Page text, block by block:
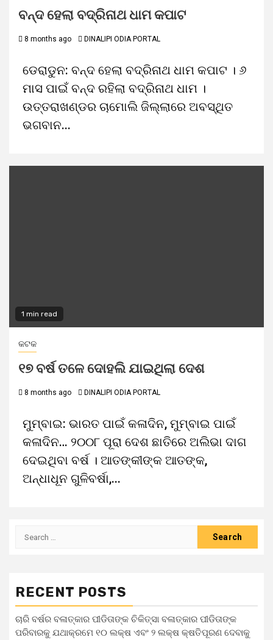
ବନ୍ଦ ହେଲା ବଦ୍ରିନାଥ ଧାମ କପାଟ
8 months ago DINALIPI ODIA PORTAL
ଡେରାଡୁନ: ବନ୍ଦ ହେଲା ବଦ୍ରିନାଥ ଧାମ କପାଟ । ୬
ମାସ ପାଇଁ ବନ୍ଦ ରହିଲା ବଦ୍ରିନାଥ ଧାମ ।
ଉତ୍ତରାଖଣ୍ଡର ଚାମୋଲି ଜିଲ୍ଲାରେ ଅବସ୍ଥିତ
ଭଗବାନ...
1 min read
କଟକ
୧୭ ବର୍ଷ ତଳେ ଦୋହଲି ଯାଇଥିଲା ଦେଶ
8 months ago DINALIPI ODIA PORTAL
ମୁମ୍ବାଇ: ଭାରତ ପାଇଁ କଳାଦିନ, ମୁମ୍ବାଇ ପାଇଁ
କଳାଦିନ… ୨୦୦୮ ପୂରା ଦେଶ ଛାତିରେ ଅଲିଭା ଦାଗ
ଦେଇଥିବା ବର୍ଷ । ଆତଙ୍କୀଙ୍କ ଆତଙ୍କ,
ଅନ୍ଧାଧୂନ ଗୁଳିବର୍ଷା,...
RECENT POSTS
ଚାରି ବର୍ଷର ବଳାତ୍କାର ପୀଡିତାଙ୍କ ଚିକିତ୍ସା ବଳାତ୍କାର ପୀଡିତାଙ୍କ
ପରିବାରକୁ ଯଥାକ୍ରମେ ୧୦ ଲକ୍ଷ ଏବଂ ୨ ଲକ୍ଷ କ୍ଷତିପୂରଣ ଦେବାକୁ